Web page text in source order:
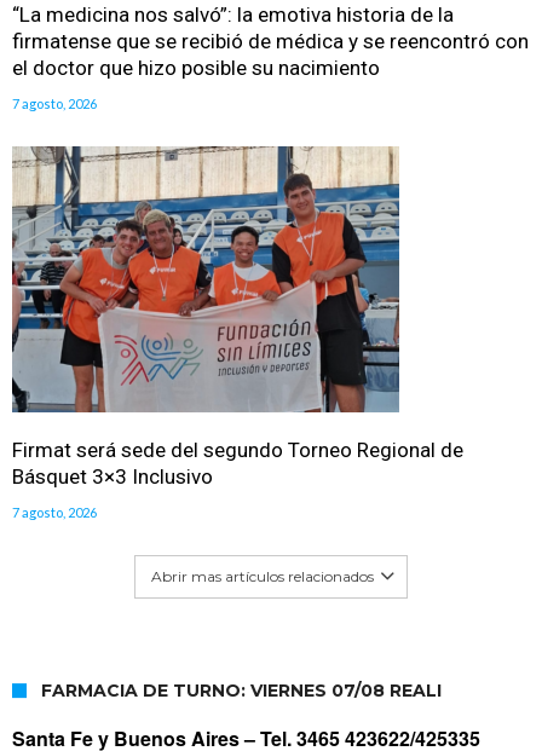
“La medicina nos salvó”: la emotiva historia de la
firmatense que se recibió de médica y se reencontró con
el doctor que hizo posible su nacimiento
7 agosto, 2026
Firmat será sede del segundo Torneo Regional de
Básquet 3×3 Inclusivo
7 agosto, 2026
Abrir mas artículos relacionados
FARMACIA DE TURNO: VIERNES 07/08 REALI
Santa Fe y Buenos Aires –Tel. 3465 423622/425335